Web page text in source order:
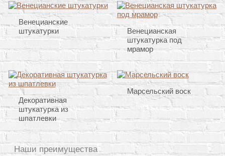
Венецианские
штукатурки
Венецианская
штукатурка под
мрамор
Декоративная
штукатурка из
шпатлевки
Марсельский воск
Наши преимущества